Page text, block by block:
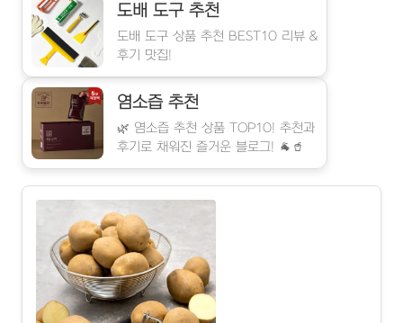
도배 도구 추천
도배 도구 상품 추천 BEST10 리뷰 &
후기 맛집!
염소즙 추천
🌿 염소즙 추천 상품 TOP10! 추천과
후기로 채워진 즐거운 블로그! 🐐🥤